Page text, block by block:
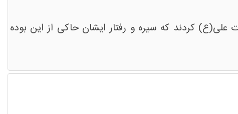
کردند که سیره و رفتار ایشان حاکی از این بوده